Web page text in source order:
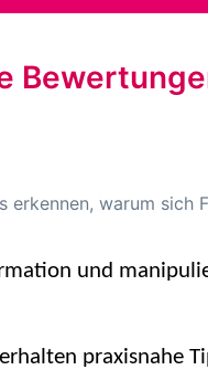
erkennen, warum
und
praxisnahe